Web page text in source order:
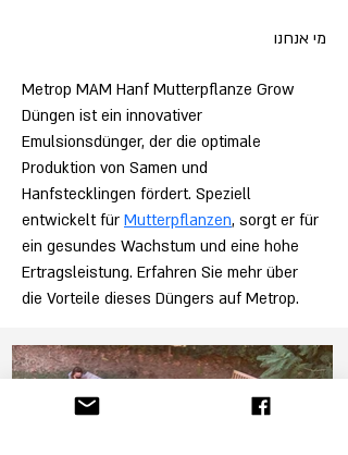
מי אנחנו
Metrop MAM Hanf Mutterpflanze Grow
Düngen ist ein innovativer
Emulsionsdünger, der die optimale
Produktion von Samen und
Hanfstecklingen fördert. Speziell
entwickelt für Mutterpflanzen, sorgt er für
ein gesundes Wachstum und eine hohe
Ertragsleistung. Erfahren Sie mehr über
die Vorteile dieses Düngers auf Metrop.